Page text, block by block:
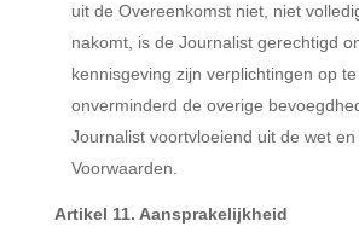
uit de Overeenkomst niet, niet
nakomt, is de Journalist gerechtigd
kennisgeving zijn verplichtingen op
onverminderd de overige
Journalist voortvloeiend uit de wet
Voorwaarden.
Artikel 11. Aansprakelijkheid